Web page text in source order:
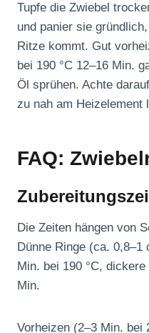
Tupfe die Zwiebel
und panier sie
Ritze kommt. Gut
bei 190 °C 12–16 Min.
Öl sprühen. Achte
zu nah am Heizelement
FAQ:
Die Zeiten hängen von
Dünne Ringe (ca.
Min. bei 190 °C,
Min.
Vorheizen (2–3 Min. bei